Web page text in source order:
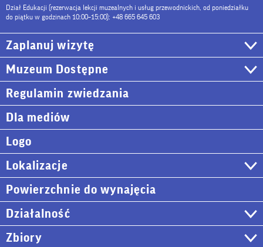
Dział Edukacji (rezerwacja lekcji muzealnych i usług przewodnickich, od poniedziałku
do piątku w godzinach 10:00–15:00): +48 665 645 603
Zaplanuj wizytę
Muzeum Dostępne
Regulamin zwiedzania
Dla mediów
Logo
Lokalizacje
Powierzchnie do wynajęcia
Działalność
Zbiory